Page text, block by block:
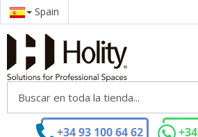
Spain
+34 93 100 64 62